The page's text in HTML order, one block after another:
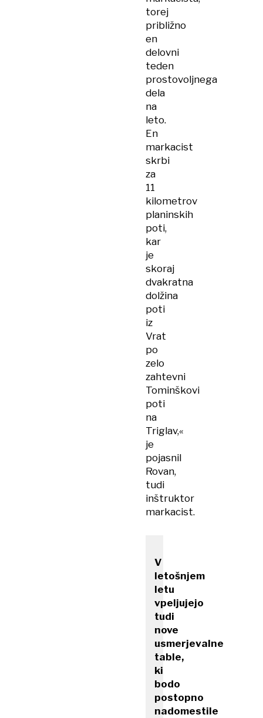
torej
približno
en
delovni
teden
prostovoljnega
dela
na
leto.
En
markacist
skrbi
za
11
kilometrov
planinskih
poti,
kar
je
skoraj
dvakratna
dolžina
poti
iz
Vrat
po
zelo
zahtevni
Tominškovi
poti
na
Triglav,«
je
pojasnil
Rovan,
tudi
inštruktor
markacist.
V
letošnjem
letu
vpeljujejo
tudi
nove
usmerjevalne
table,
ki
bodo
postopno
nadomestile